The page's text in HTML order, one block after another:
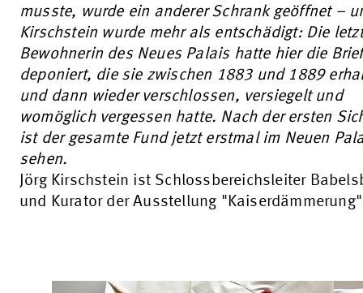
musste, wurde ein anderer Schrank geöffnet –
Kirschstein wurde mehr als entschädigt: Die
Bewohnerin des Neues Palais hatte hier die
deponiert, die sie zwischen 1883 und 1889
und dann wieder verschlossen, versiegelt und
womöglich vergessen hatte. Nach der ersten
ist der gesamte Fund jetzt erstmal im Neuen
sehen.
Jörg Kirschstein ist Schlossbereichsleiter
und Kurator der Ausstellung "Kaiserdämmerung"